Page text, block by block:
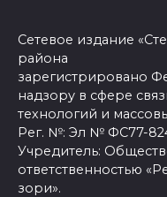
Сетевое издание
района
зарегистрировано
надзору в сфере
технологий и
Рег. №: Эл № ФС77-
Учредитель:
ответственностью
зори».